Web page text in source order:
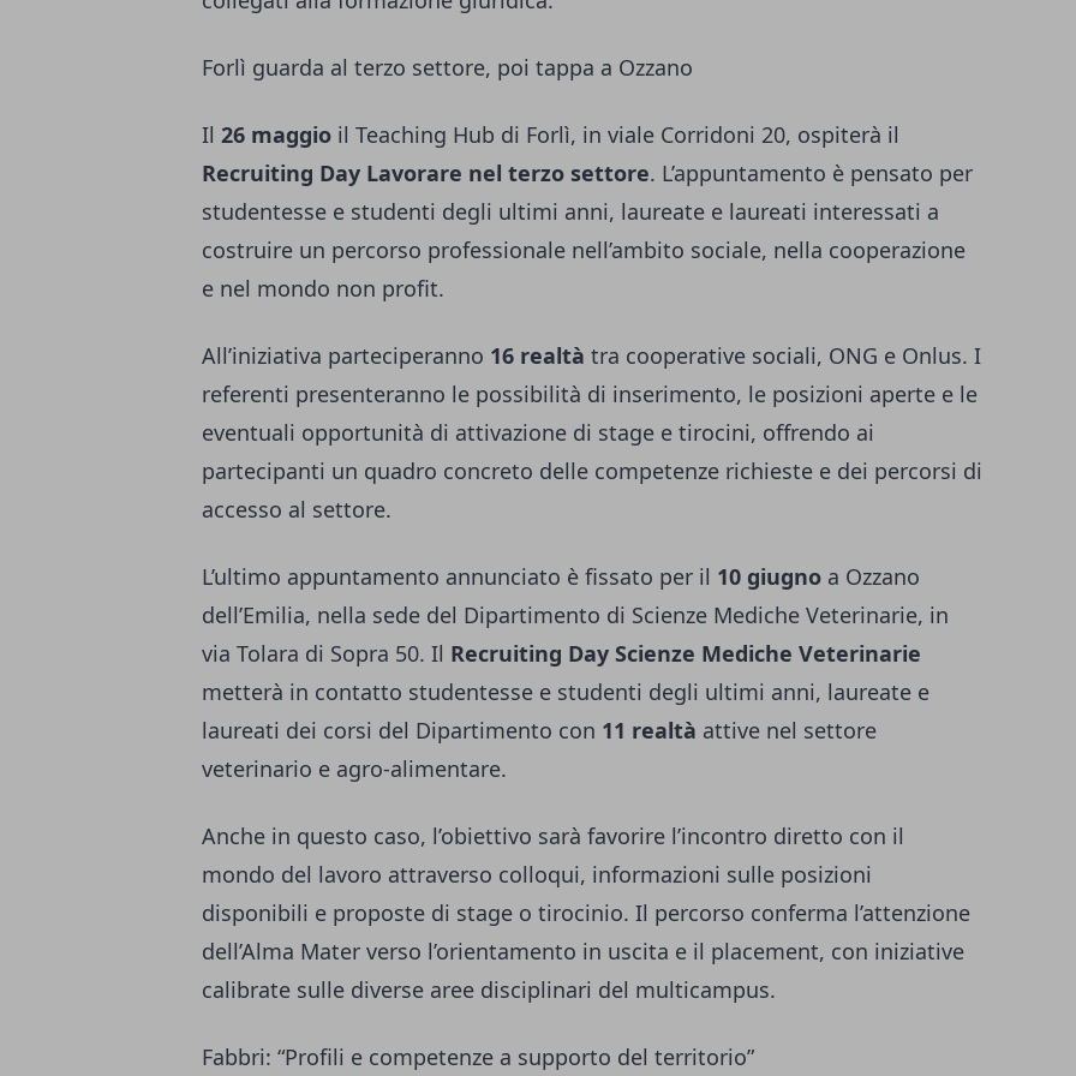
Forlì guarda al terzo settore, poi tappa a Ozzano
Il 26 maggio il Teaching Hub di Forlì, in viale Corridoni 20, ospiterà il
Recruiting Day Lavorare nel terzo settore. L’appuntamento è pensato per
studentesse e studenti degli ultimi anni, laureate e laureati interessati a
costruire un percorso professionale nell’ambito sociale, nella cooperazione
e nel mondo non profit.
All’iniziativa parteciperanno 16 realtà tra cooperative sociali, ONG e Onlus. I
referenti presenteranno le possibilità di inserimento, le posizioni aperte e le
eventuali opportunità di attivazione di stage e tirocini, offrendo ai
partecipanti un quadro concreto delle competenze richieste e dei percorsi di
accesso al settore.
L’ultimo appuntamento annunciato è fissato per il 10 giugno a Ozzano
dell’Emilia, nella sede del Dipartimento di Scienze Mediche Veterinarie, in
via Tolara di Sopra 50. Il Recruiting Day Scienze Mediche Veterinarie
metterà in contatto studentesse e studenti degli ultimi anni, laureate e
laureati dei corsi del Dipartimento con 11 realtà attive nel settore
veterinario e agro-alimentare.
Anche in questo caso, l’obiettivo sarà favorire l’incontro diretto con il
mondo del lavoro attraverso colloqui, informazioni sulle posizioni
disponibili e proposte di stage o tirocinio. Il percorso conferma l’attenzione
dell’Alma Mater verso l’orientamento in uscita e il placement, con iniziative
calibrate sulle diverse aree disciplinari del multicampus.
Fabbri: “Profili e competenze a supporto del territorio”